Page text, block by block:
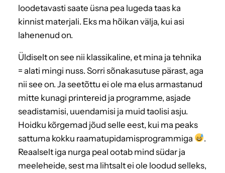
loodetavasti saate üsna pea lugeda taas ka
kinnist materjali. Eks ma hõikan välja, kui asi
lahenenud on.
Üldiselt on see nii klassikaline, et mina ja tehnika
= alati mingi nuss. Sorri sõnakasutuse pärast, aga
nii see on. Ja seetõttu ei ole ma elus armastanud
mitte kunagi printereid ja programme, asjade
seadistamisi, uuendamisi ja muid taolisi asju.
Hoidku kõrgemad jõud selle eest, kui ma peaks
sattuma kokku raamatupidamisprogrammiga
.
Reaalselt iga nurga peal ootab mind südar ja
meeleheide, sest ma lihtsalt ei ole loodud selleks,